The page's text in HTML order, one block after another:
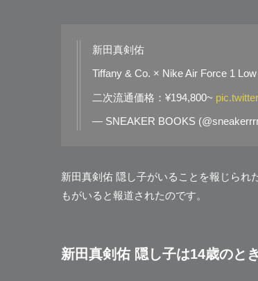
新田真剣佑
Tiffany & Co. × Nike Air Force 1
二次流通価格：¥194,800~
— SNEAKER BOOKS
新田真剣佑 隠し子がいることを報じられ
もがいると報道されたのです。
新田真剣佑 隠し子は14歳のと